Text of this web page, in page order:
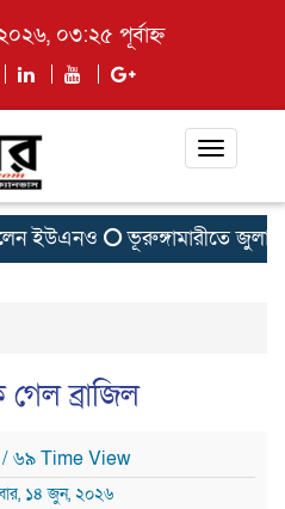
০৩:২৫ পূর্বাহ্ন
Toggle
ভূরুঙ্গামারীতে জুলাই
ব্রাজিল
/ ৬৯ Time View
১৪ জুন, ২০২৬